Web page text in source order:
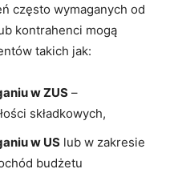
często wymaganych od
kontrahenci mogą
takich jak:
w ZUS –
składkowych,
w US lub w zakresie
budżetu